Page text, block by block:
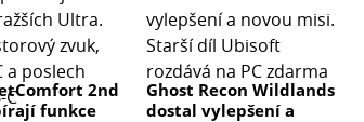
2nd
funkce
Ghost Recon Wildlands
dostal vylepšení a